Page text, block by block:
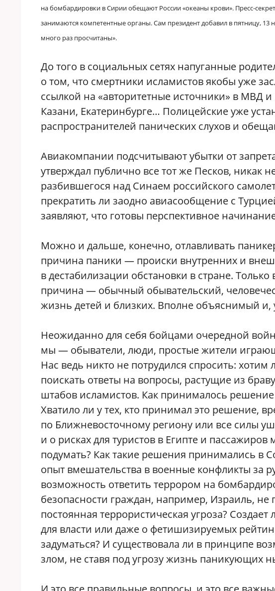
на бомбардировки в Сирии обещают России «океаны крови». Пресс-
занимаются компетентные органы. Сам президент добавил в пятницу,
много раз просчитаны».
До того в социальных сетях напуганные
о том, что смертники исламистов якобы уже
ссылкой на «авторитетные источники» в МВД
Казани, Екатеринбурге… Полицейские уже
распространителей панических слухов и
Авиакомпании подсчитывают убытки от
утверждал публично все тот же Песков, никак
разбившегося над Синаем российского
прекратить ли заодно авиасообщение с
заявляют, что готовы перспективное
Можно и дальше, конечно, отлавливать
причина паники — происки внутренних и
в дестабилизации обстановки в стране.
причина — обычный обывательский,
жизнь детей и близких. Вполне объяснимый и,
Неожиданно для себя бойцами очередной
мы — обыватели, люди, простые жители
Нас ведь никто не потрудился спросить:
поискать ответы на вопросы, растущие из
штабов исламистов. Как принималось
Хватило ли у тех, кто принимал это решение,
по Ближневосточному региону или все силы
и о рисках для туристов в Египте и
подумать? Как такие решения принимались в
опыт вмешательства в военные конфликты за
возможность ответить террором на
безопасности граждан, например, Израиль,
постоянная террористическая угроза?
для власти или даже о фетишизируемых
задуматься? И существовала ли в принципе
злом, не ставя под угрозу жизнь паникующих